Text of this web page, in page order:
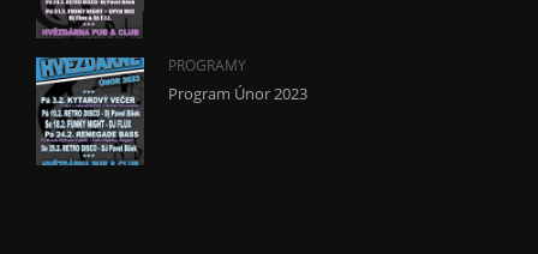
PROGRAMY
Program Únor 2023